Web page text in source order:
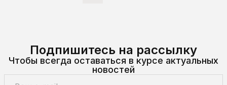
Подпишитесь на рассылку
Чтобы всегда оставаться в курсе актуальных
новостей